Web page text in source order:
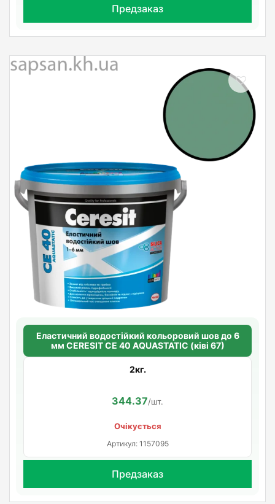
Предзаказ
Еластичний водостійкий кольоровий шов до 6
мм CERESIT CE 40 AQUASTATIC (ківі 67)
2кг.
344.37/шт.
Очікується
Артикул: 1157095
Предзаказ